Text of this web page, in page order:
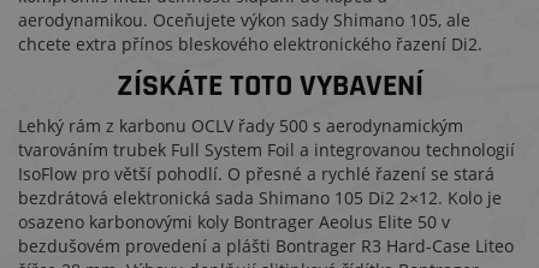
aerodynamikou. Oceňujete výkon sady Shimano 105, ale
chcete extra přínos bleskového elektronického řazení Di2.
ZÍSKÁTE TOTO VYBAVENÍ
Lehký rám z karbonu OCLV řady 500 s aerodynamickým
tvarováním trubek Full System Foil a integrovanou technologií
IsoFlow pro větší pohodlí. O přesné a rychlé řazení se stará
bezdrátová elektronická sada Shimano 105 Di2 2×12. Kolo je
osazeno karbonovými koly Bontrager Aeolus Elite 50 v
bezdušovém provedení a plášti Bontrager R3 Hard-Case Liteo